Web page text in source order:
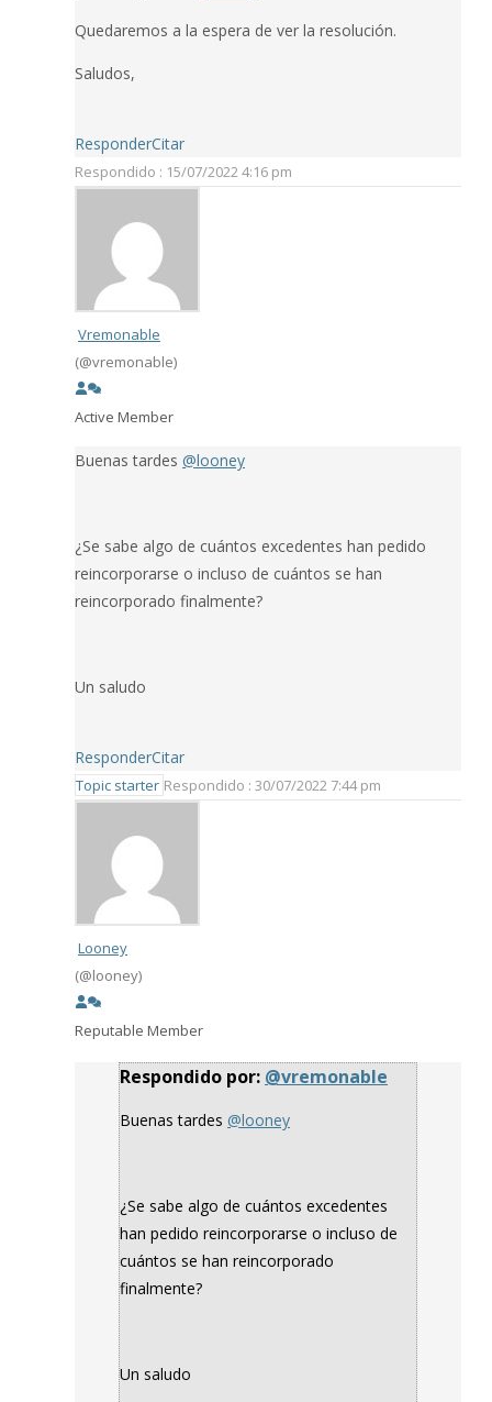
Quedaremos a la espera de ver la resolución.
Saludos,
ResponderCitar
Respondido : 15/07/2022 4:16 pm
Vremonable
(@vremonable)
Active Member
Buenas tardes @looney
¿Se sabe algo de cuántos excedentes han pedido
reincorporarse o incluso de cuántos se han
reincorporado finalmente?
Un saludo
ResponderCitar
Topic starter Respondido : 30/07/2022 7:44 pm
Looney
(@looney)
Reputable Member
Respondido por: @vremonable
Buenas tardes @looney
¿Se sabe algo de cuántos excedentes
han pedido reincorporarse o incluso de
cuántos se han reincorporado
finalmente?
Un saludo